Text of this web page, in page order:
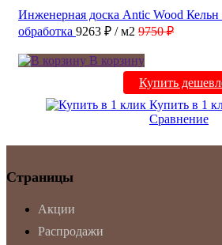
Инженерная доска Antic Wood Кельн
обработка 9263 ₽ / м2 9750 ₽
В корзину
Купить
Купить в 1
Сравнение
Страницы
Акции
Распродажи